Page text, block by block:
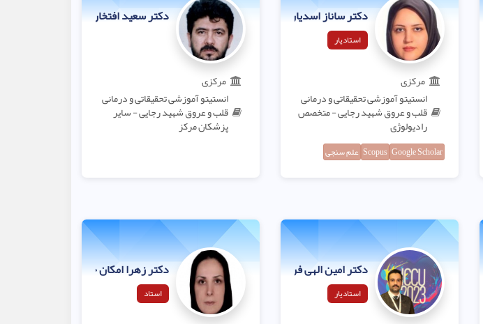
دکتر ساناز اسدیان لفمجانی
استادیار
مرکزی
انستیتو آموزشی تحقیقاتی و درمانی
قلب و عروق شهید رجایی - متخصص
رادیولوژی
Google Scholar
Scopus علم سنجی
دکتر سعید افتخاری
مرکزی
انستیتو آموزشی تحقیقاتی و درمانی
قلب و عروق شهید رجایی - سایر
پزشکان مرکز
دکتر امین الهی فر
استادیار
دکتر زهرا امکان جو
استاد